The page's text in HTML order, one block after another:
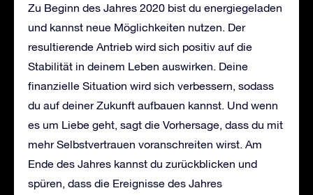
Zu Beginn des Jahres 2020 bist du energiegeladen
und kannst neue Möglichkeiten nutzen. Der
resultierende Antrieb wird sich positiv auf die
Stabilität in deinem Leben auswirken. Deine
finanzielle Situation wird sich verbessern, sodass
du auf deiner Zukunft aufbauen kannst. Und wenn
es um Liebe geht, sagt die Vorhersage, dass du mit
mehr Selbstvertrauen voranschreiten wirst. Am
Ende des Jahres kannst du zurückblicken und
spüren, dass die Ereignisse des Jahres